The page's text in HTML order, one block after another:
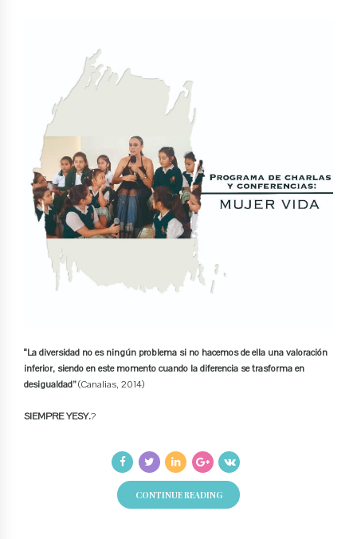
“La diversidad no es ningún problema si no hacemos de ella una valoración
inferior, siendo en este momento cuando la diferencia se trasforma en
desigualdad”(Canalias, 2014)
SIEMPRE YESY.?
CONTINUE READING